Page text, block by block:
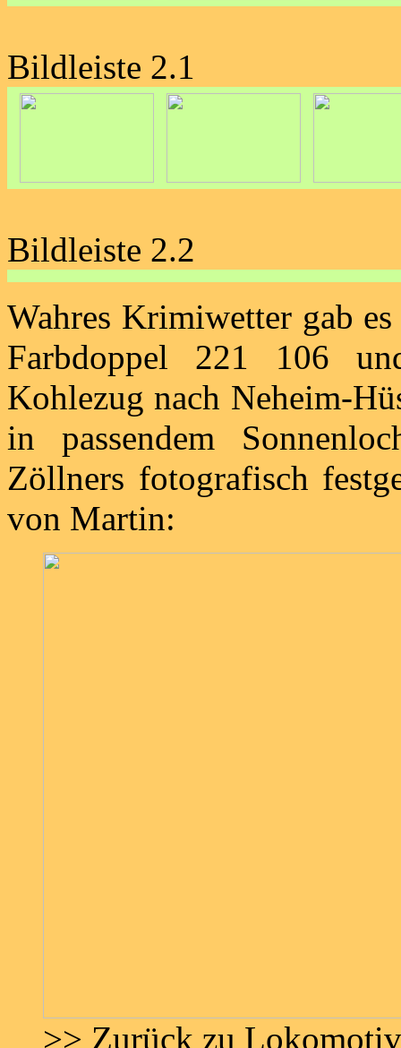
Bildleiste 2.1
Bildleiste 2.2
Wahres Krimiwetter gab
Farbdoppel 221 106
Kohlezug nach Neheim-
in passendem
Zöllners fotografisch
von Martin:
>> Zurück zu